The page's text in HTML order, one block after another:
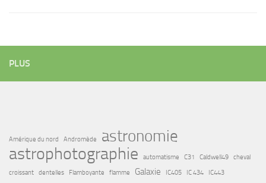
PLUS
Amérique du nord Andromède astronomie
astrophotographie automatisme C31 Caldwell49
cheval
croissant
dentelles Flamboyante flamme Galaxie IC405 IC 434 IC443